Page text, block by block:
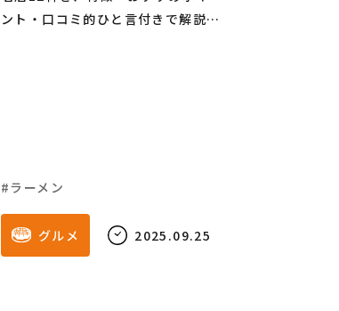
ント・口コミ的ひと言付きで解説。
ラーメン
グルメ 2025.09.25